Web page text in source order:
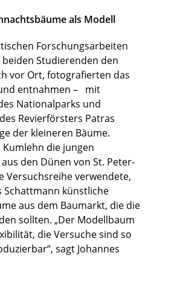
als Modell
Forschungsarbeiten
Studierenden den
vor Ort, fotografierten das
entnahmen – mit
Nationalparks und
Revierförsters Patras
der kleineren Bäume.
die jungen
den Dünen von St. Peter-
Versuchsreihe verwendete,
Schattmann künstliche
aus dem Baumarkt, die die
sollten. „Der Modellbaum
die Versuche sind so
sagt Johannes